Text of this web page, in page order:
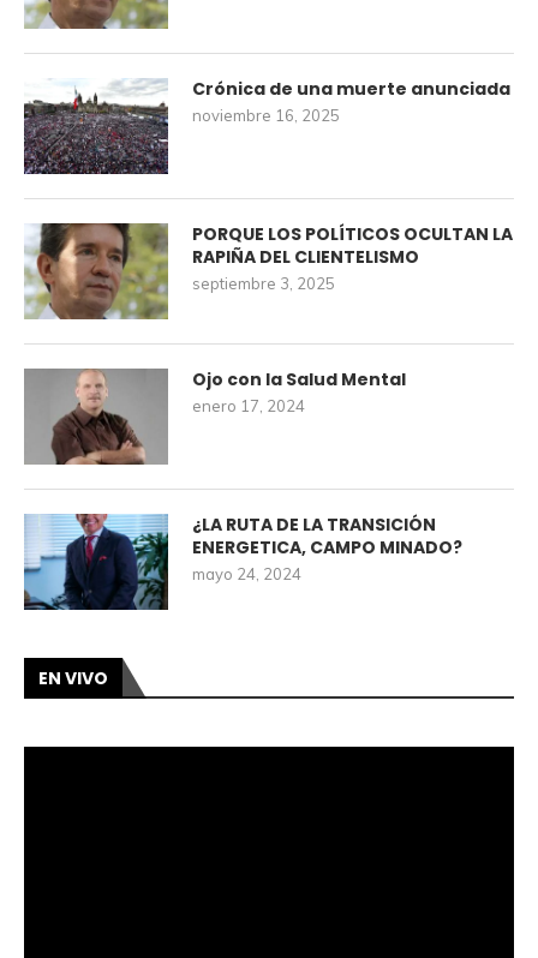
Crónica de una muerte anunciada
noviembre 16, 2025
PORQUE LOS POLÍTICOS OCULTAN LA
RAPIÑA DEL CLIENTELISMO
septiembre 3, 2025
Ojo con la Salud Mental
enero 17, 2024
¿LA RUTA DE LA TRANSICIÓN
ENERGETICA, CAMPO MINADO?
mayo 24, 2024
EN VIVO